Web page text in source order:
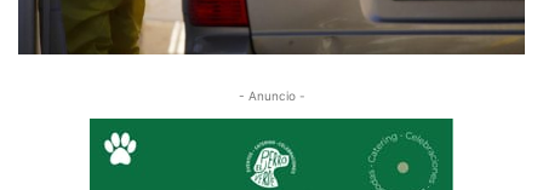
- Anuncio -